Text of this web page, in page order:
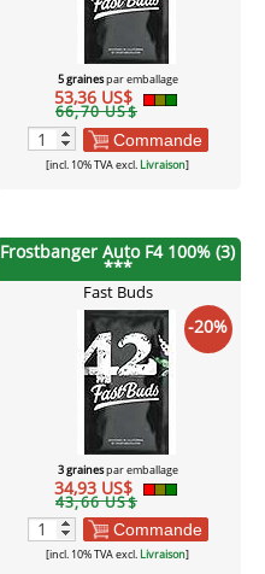
5 grainespar emballage
53,36 US$
66,70 US$
Commande
[incl. 10% TVA excl.Livraison]
Frostbanger Auto F4 100% (3)
***
Fast Buds
-20%
3 grainespar emballage
34,93 US$
43,66 US$
Commande
[incl. 10% TVA excl. Livraison]